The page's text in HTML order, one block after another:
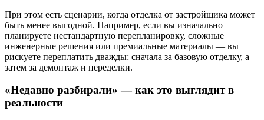
При этом есть сценарии, когда отделка от застройщика может
быть менее выгодной. Например, если вы изначально
планируете нестандартную перепланировку, сложные
инженерные решения или премиальные материалы — вы
рискуете переплатить дважды: сначала за базовую отделку, а
затем за демонтаж и переделки.
«Недавно разбирали» — как это выглядит в
реальности